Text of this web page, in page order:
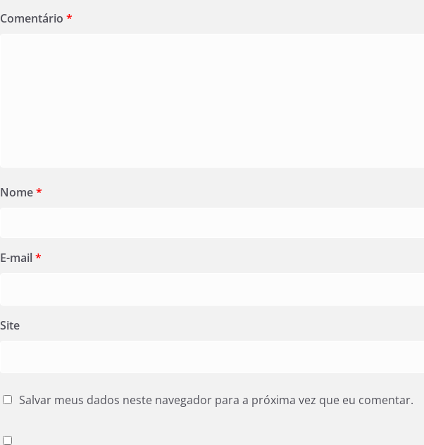
Comentário *
Nome*
E-mail*
Site
Salvar meus dados neste navegador para a próxima vez que eu comentar.